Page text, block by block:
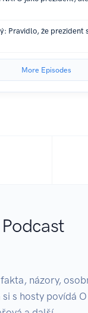
More Episodes
názory,
si s hosty povídá